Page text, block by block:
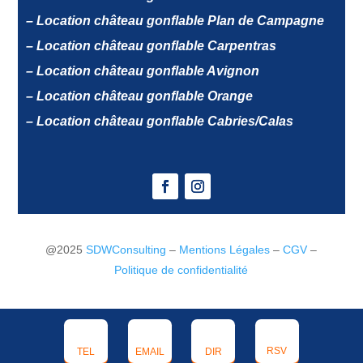
– Location château gonflable Plan de Campagne
– Location château gonflable Carpentras
– Location château gonflable Avignon
– Location château gonflable Orange
– Location château gonflable Cabries/Calas
@2025SDWConsulting – Mentions Légales –CGV–
Politique de confidentialité
TEL EMAIL DIR RSV